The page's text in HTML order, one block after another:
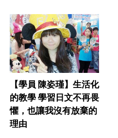
【學員 陳姿瑾】生活化
的教學 學習日文不再畏
懼，也讓我沒有放棄的
理由